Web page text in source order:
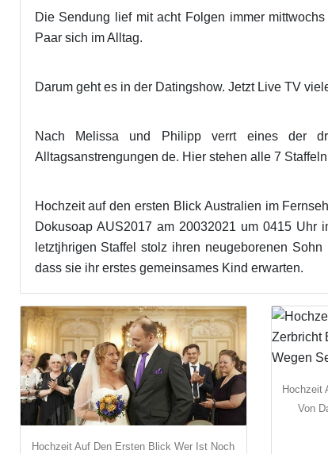
Die Sendung lief mit acht Folgen immer
Paar sich im Alltag.
Darum geht es in der Datingshow. Jetzt Live TV
Nach Melissa und Philipp verrt eines der
Alltagsanstrengungen de. Hier stehen alle 7
Hochzeit auf den ersten Blick Australien im
Dokusoap AUS2017 am 20032021 um 0415 Uhr
letztjhrigen Staffel stolz ihren neugeborenen
dass sie ihr erstes gemeinsames Kind erwarten.
Hochzeit Auf Den Ersten Blick Wer Ist Noch
Hochzeit
Von